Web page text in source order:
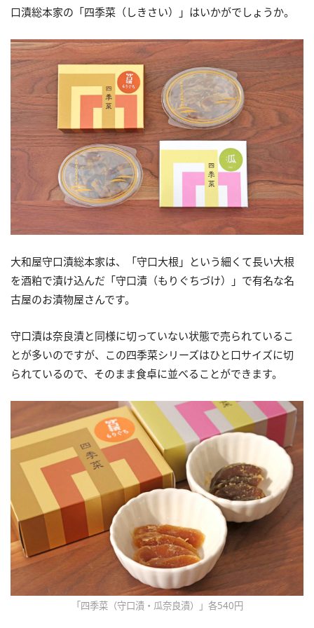
口漬総本家の「四季菜（しきさい）」はいかがでしょうか。
大和屋守口漬総本家は、「守口大根」という細くて長い大根
を酒粕で漬け込んだ「守口漬（もりぐちづけ）」で有名な名
古屋のお漬物屋さんです。
守口漬は奈良漬と同様に切っていない状態で売られているこ
とが多いのですが、この四季菜シリーズはひと口サイズに切
られているので、そのまま食卓に並べることができます。
「四季菜（守口漬・瓜奈良漬）」各540円